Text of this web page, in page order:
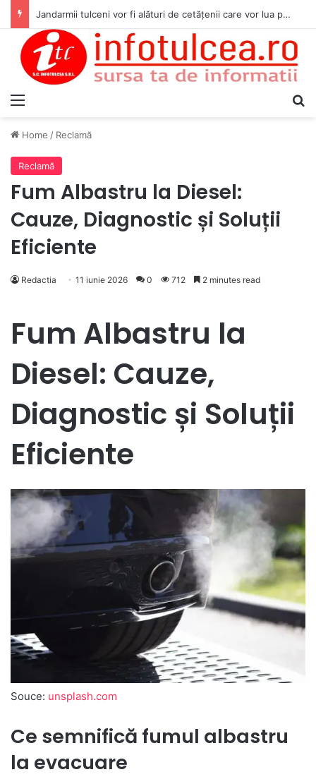
Jandarmii tulceni vor fi alături de cetățenii care vor lua parte la Festivalul Folk Țestos
Home / Reclamă
Reclamă
Fum Albastru la Diesel:
Cauze, Diagnostic și Soluții
Eficiente
Redactia 11 iunie 2026 0 712 2 minutes read
Fum Albastru la
Diesel: Cauze,
Diagnostic și Soluții
Eficiente
Souce: unsplash.com
Ce semnifică fumul albastru
la evacuare